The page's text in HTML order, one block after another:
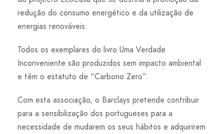
redução do consumo energético e da utilização de
energias renováveis.
Todos os exemplares do livro Uma Verdade
Inconveniente são produzidos sem impacto ambiental
e têm o estatuto de “Carbono Zero”.
Com esta associação, o Barclays pretende contribuir
para a sensibilização dos portugueses para a
necessidade de mudarem os seus hábitos e adquirirem